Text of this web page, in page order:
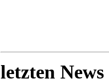
letzten News